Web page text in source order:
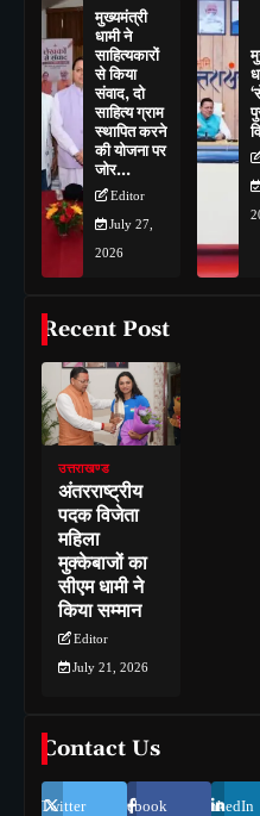
मुख्यमंत्री
धामी ने
साहित्यकारों
से किया
संवाद, दो
साहित्य ग्राम
स्थापित करने
की योजना पर
जोर…
Editor
July 27,
2026
Recent Post
उत्तराखण्ड
अंतरराष्ट्रीय
पदक विजेता
महिला
मुक्केबाजों का
सीएम धामी ने
किया सम्मान
Editor
July 21, 2026
Contact Us
Twitter Facebook LinkedIn